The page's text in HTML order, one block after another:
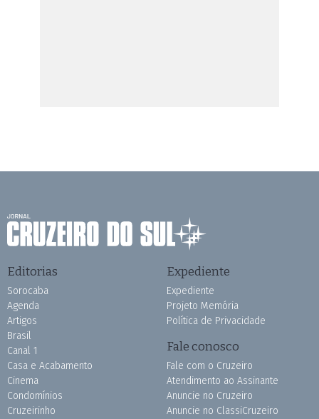
Editorias
Sorocaba
Agenda
Artigos
Brasil
Canal 1
Casa e Acabamento
Cinema
Condomínios
Cruzeirinho
Expediente
Expediente
Projeto Memória
Política de Privacidade
Fale conosco
Fale com o Cruzeiro
Atendimento ao Assinante
Anuncie no Cruzeiro
Anuncie no ClassiCruzeiro